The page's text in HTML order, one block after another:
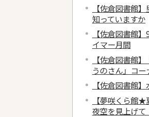
【佐倉図書館
知っていますか
【佐倉図書館
イマー月間
【佐倉図書館
うのさん」コー
【佐倉図書館
【夢咲くら館★
夜空を見上げて